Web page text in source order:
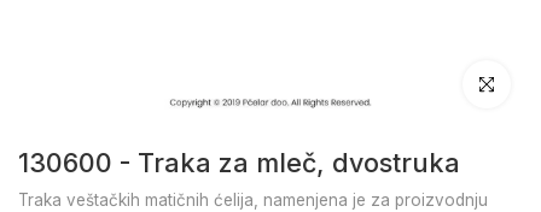
Klikni da
130600 - Traka za mleč, dvostruka
Traka veštačkih matičnih ćelija, namenjena je za proizvodnju